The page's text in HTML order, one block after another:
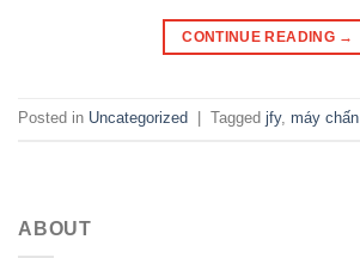
CONTINUE READING →
Posted in Uncategorized Tagged jfy, máy chấn
ABOUT